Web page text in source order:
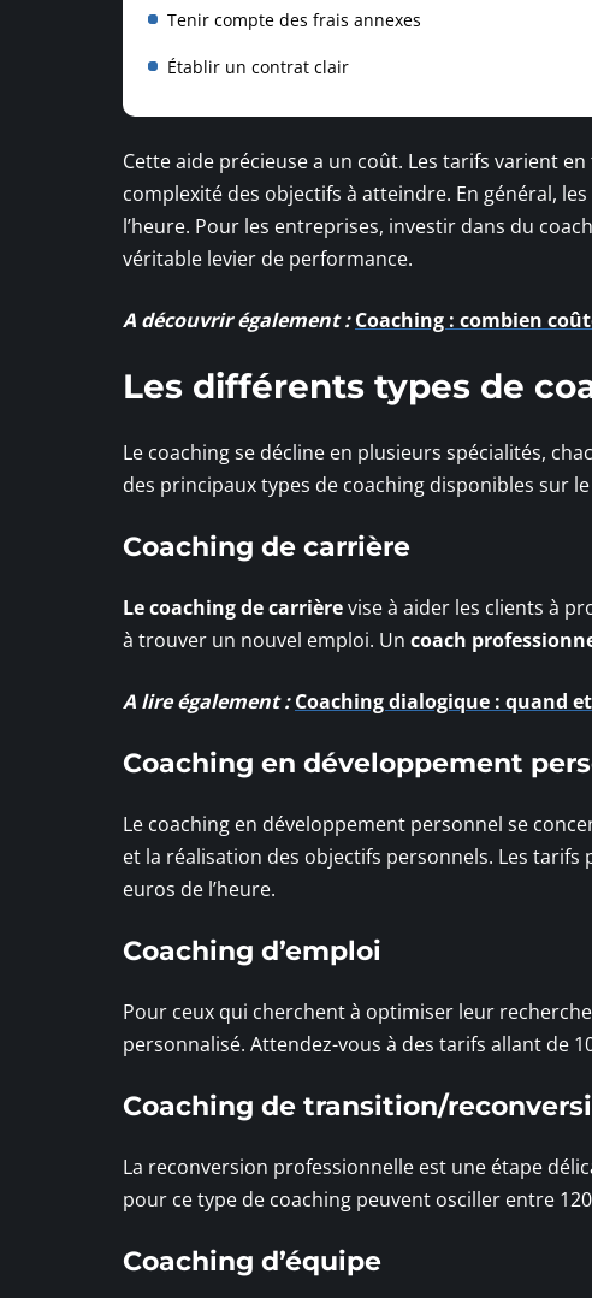
Tenir compte des frais annexes
Établir un contrat clair
Cette aide précieuse a un coût. Les tarifs varient
complexité des objectifs à atteindre. En général,
l’heure. Pour les entreprises, investir dans du
véritable levier de performance.
A découvrir également : Coaching : combien
Les différents types de
Le coaching se décline en plusieurs spécialités,
des principaux types de coaching disponibles sur
Coaching de carrière
Le coaching de carrièrevise à aider les clients à
à trouver un nouvel emploi. Un coach
A lire également : Coaching dialogique : quand
Coaching en développement
Le coaching en développement personnel se
et la réalisation des objectifs personnels. Les
euros de l’heure.
Coaching d’emploi
Pour ceux qui cherchent à optimiser leur
personnalisé. Attendez-vous à des tarifs allant de
Coaching de transition/
La reconversion professionnelle est une étape
pour ce type de coaching peuvent osciller entre
Coaching d’équipe